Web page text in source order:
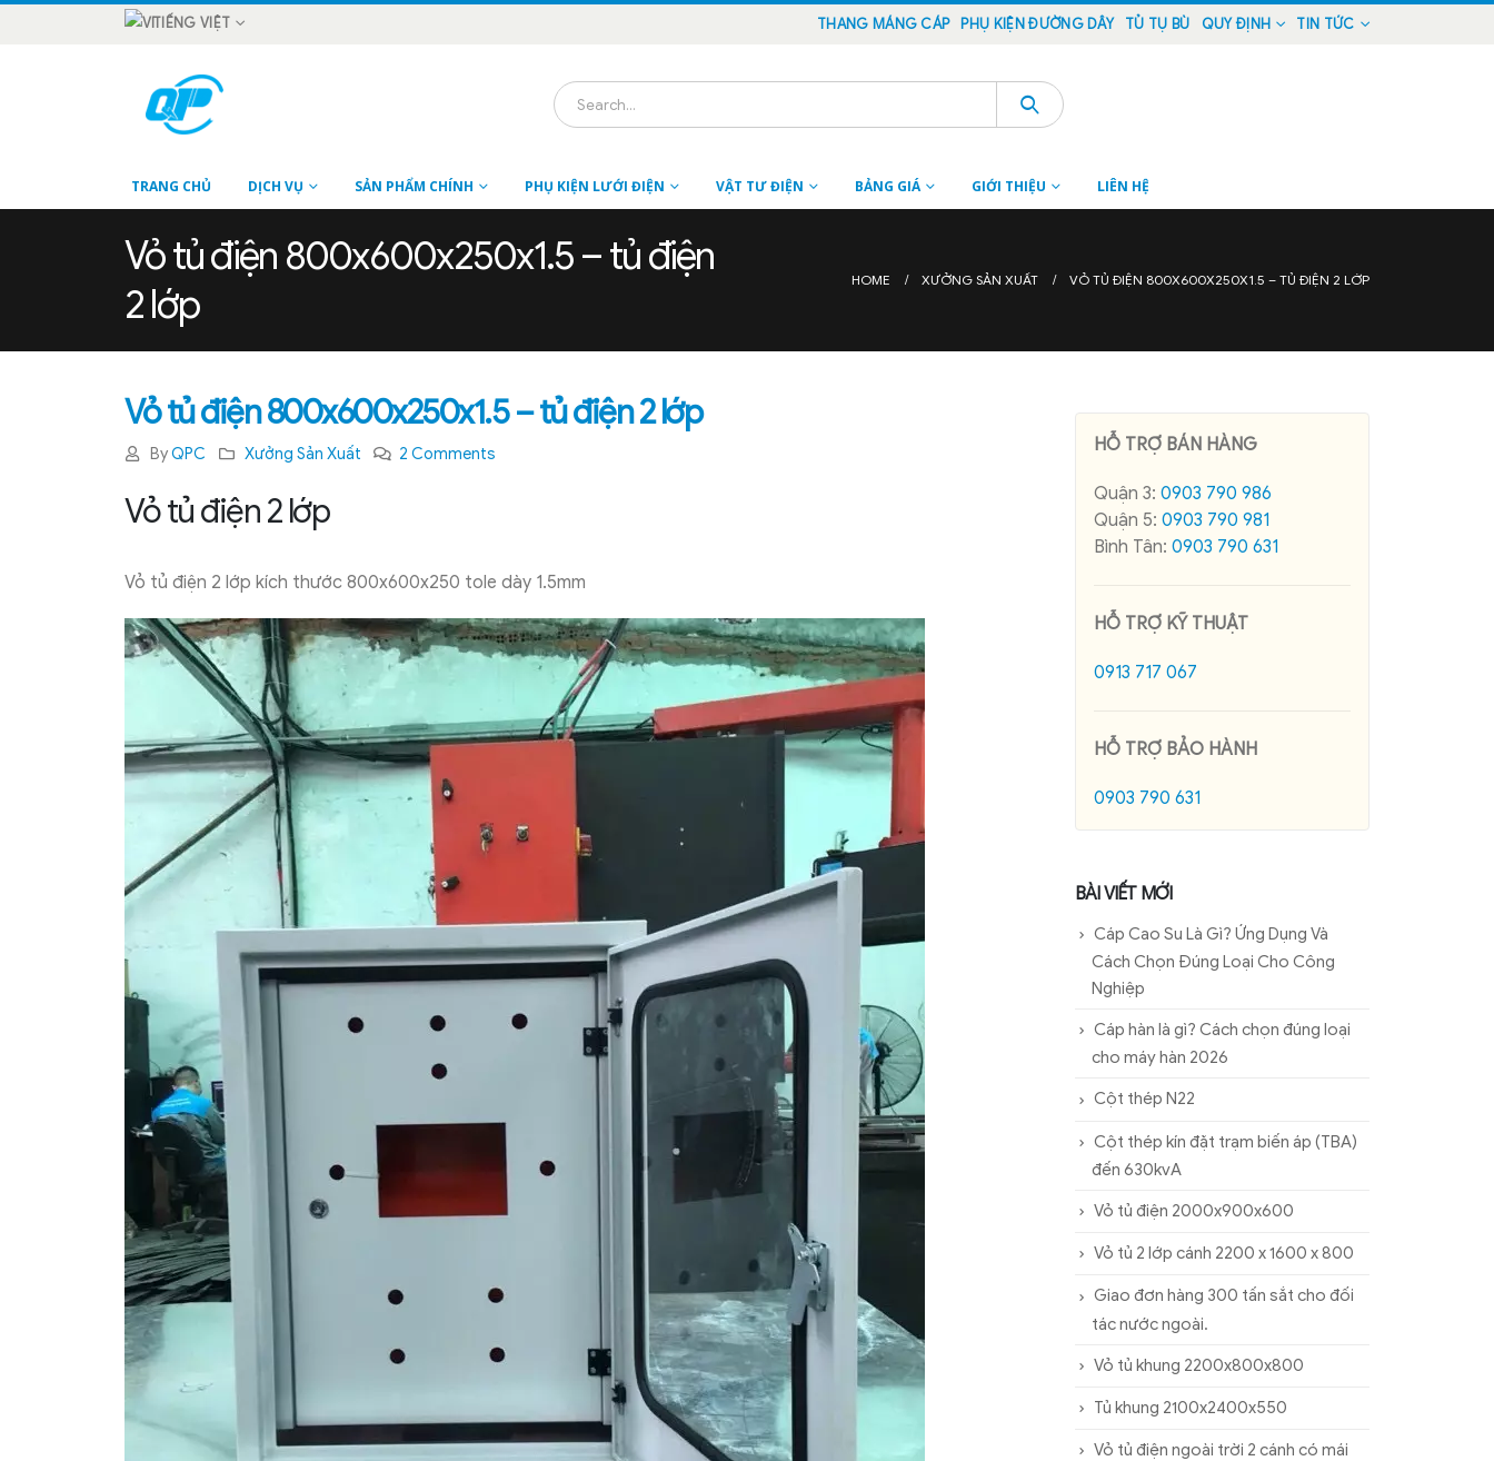
TIẾNG VIỆT THANG MÁNG CÁP PHỤ KIỆN ĐƯỜNG DÂY TỦ TỤ BÙ QUY ĐỊNH TIN TỨC
TRANG CHỦ DỊCH VỤ SẢN PHẨM CHÍNH PHỤ KIỆN LƯỚI ĐIỆN VẬT TƯ ĐIỆN BẢNG GIÁ GIỚI THIỆU LIÊN HỆ
Vỏ tủ điện 800x600x250x1.5 – tủ điện
2 lớp
HOME XƯỞNG SẢN XUẤT VỎ TỦ ĐIỆN 800X600X250X1.5 – TỦ ĐIỆN 2 LỚP
Vỏ tủ điện 800x600x250x1.5 – tủ điện 2 lớp
ByQPC Xưởng Sản Xuất 2 Comments
Vỏ tủ điện 2 lớp
Vỏ tủ điện 2 lớp kích thước 800x600x250 tole dày 1.5mm
HỖ TRỢ BÁN HÀNG
Quận 3: 0903 790 986
Quận 5: 0903 790 981
Bình Tân: 0903 790 631
HỖ TRỢ KỸ THUẬT
0913 717 067
HỖ TRỢ BẢO HÀNH
0903 790 631
BÀI VIẾT MỚI
Cáp Cao Su Là Gì? Ứng Dụng Và
Cách Chọn Đúng Loại Cho Công
Nghiệp
Cáp hàn là gì? Cách chọn đúng loại
cho máy hàn 2026
Cột thép N22
Cột thép kín đặt trạm biến áp (TBA)
đến 630kvA
Vỏ tủ điện 2000x900x600
Vỏ tủ 2 lớp cánh 2200 x 1600 x 800
Giao đơn hàng 300 tấn sắt cho đối
tác nước ngoài.
Vỏ tủ khung 2200x800x800
Tủ khung 2100x2400x550
Vỏ tủ điện ngoài trời 2 cánh có mái